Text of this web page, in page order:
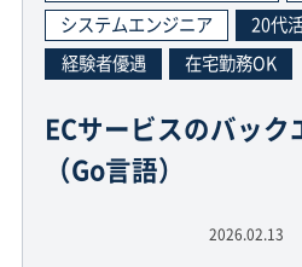
システムエンジニア
20代
経験者優遇
在宅勤務OK
ECサービスのバッ
（Go言語）
2026.02.13